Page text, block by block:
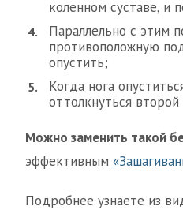
коленном суставе, и
Параллельно с этим
противоположную
опустить;
Когда нога
оттолкнуться
Можно заменить такой
эффективным
Подробнее узнаете из